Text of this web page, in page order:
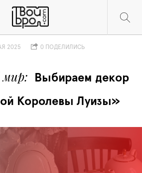
Выбираем декор
Королевы Луизы»
2025 0 ПОДЕЛИЛИСЬ